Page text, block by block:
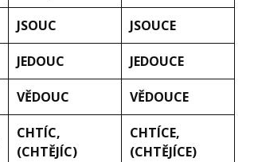
JSOUC JSOUCE
JEDOUC JEDOUCE
VĚDOUC VĚDOUCE
CHTÍC,
(CHTĚJÍC)
CHTÍCE,
(CHTĚJÍCE)